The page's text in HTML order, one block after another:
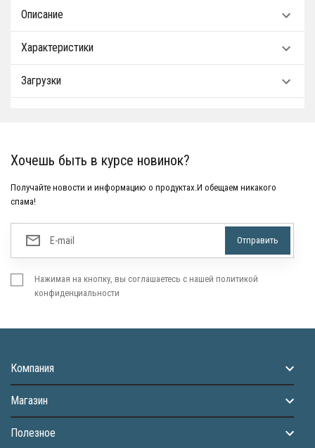
Описание
Характеристики
Загрузки
Хочешь быть в курсе новинок?
Получайте новости и информацию о продуктах.И обещаем никакого
спама!
Нажимая на кнопку, вы соглашаетесь с нашей политикой
конфиденциальности
Компания
Магазин
Полезное